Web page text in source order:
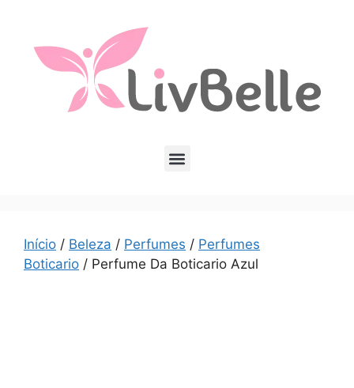
Início / Beleza / Perfumes / Perfumes
Boticario / Perfume Da Boticario Azul